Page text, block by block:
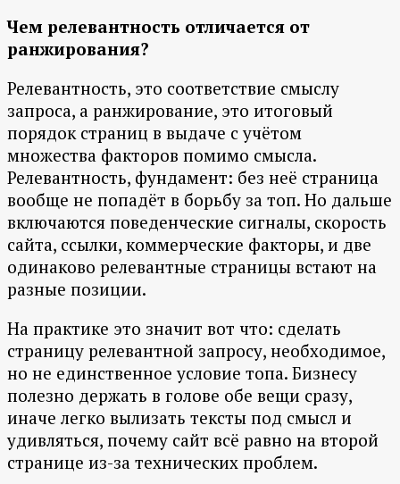
Чем релевантность отличается от
ранжирования?
Релевантность, это соответствие смыслу
запроса, а ранжирование, это итоговый
порядок страниц в выдаче с учётом
множества факторов помимо смысла.
Релевантность, фундамент: без неё страница
вообще не попадёт в борьбу за топ. Но дальше
включаются поведенческие сигналы, скорость
сайта, ссылки, коммерческие факторы, и две
одинаково релевантные страницы встают на
разные позиции.
На практике это значит вот что: сделать
страницу релевантной запросу, необходимое,
но не единственное условие топа. Бизнесу
полезно держать в голове обе вещи сразу,
иначе легко вылизать тексты под смысл и
удивляться, почему сайт всё равно на второй
странице из-за технических проблем.